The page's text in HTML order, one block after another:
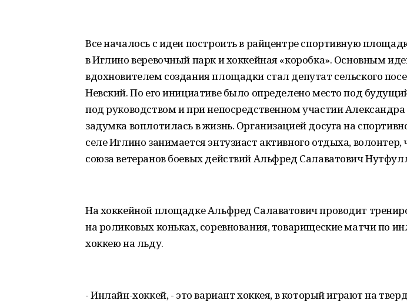
Все началось с идеи построить в райцентре спортивную
в Иглино веревочный парк и хоккейная «коробка». Основным
вдохновителем создания площадки стал депутат сельского
Невский. По его инициативе было определено место под
под руководством и при непосредственном участии
задумка воплотилась в жизнь. Организацией досуга на
селе Иглино занимается энтузиаст активного отдыха, волонтер,
союза ветеранов боевых действий Альфред Салаватович
На хоккейной площадке Альфред Салаватович проводит
на роликовых коньках, соревнования, товарищеские матчи по
хоккею на льду.
- Инлайн-хоккей, - это вариант хоккея, в который играют на